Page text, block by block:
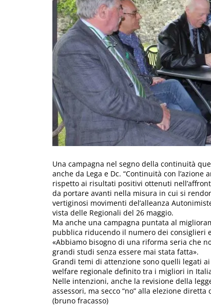
Una campagna nel segno della continuità
anche da Lega e Dc. “Continuità con
rispetto ai risultati positivi ottenuti
da portare avanti nella misura in cui si
vertiginosi movimenti del’alleanza
vista delle Regionali del 26 maggio.
Ma anche una campagna puntata al
pubblica riducendo il numero dei consiglieri
«Abbiamo bisogno di una riforma seria che
grandi studi senza essere mai stata fatta».
Grandi temi di attenzione sono quelli legati
welfare regionale definito tra i migliori in
Nelle intenzioni, anche la revisione della
assessori, ma secco “no” alla elezione
(bruno fracasso)